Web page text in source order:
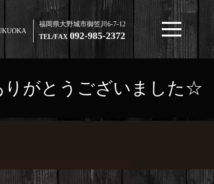
福岡県大野城市御笠川6-7-12
TEL/FAX 092-985-2372
りがとうございました☆